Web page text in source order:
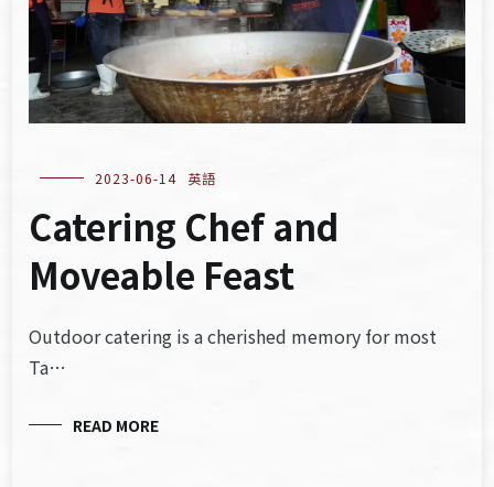
2023-06-14 英語
Catering Chef and
Moveable Feast
Outdoor catering is a cherished memory for most
Ta…
READ MORE